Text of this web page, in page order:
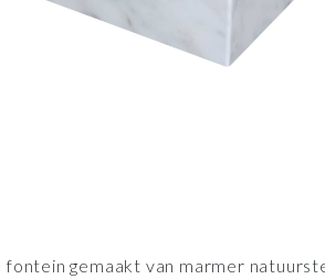
gemaakt van marmer